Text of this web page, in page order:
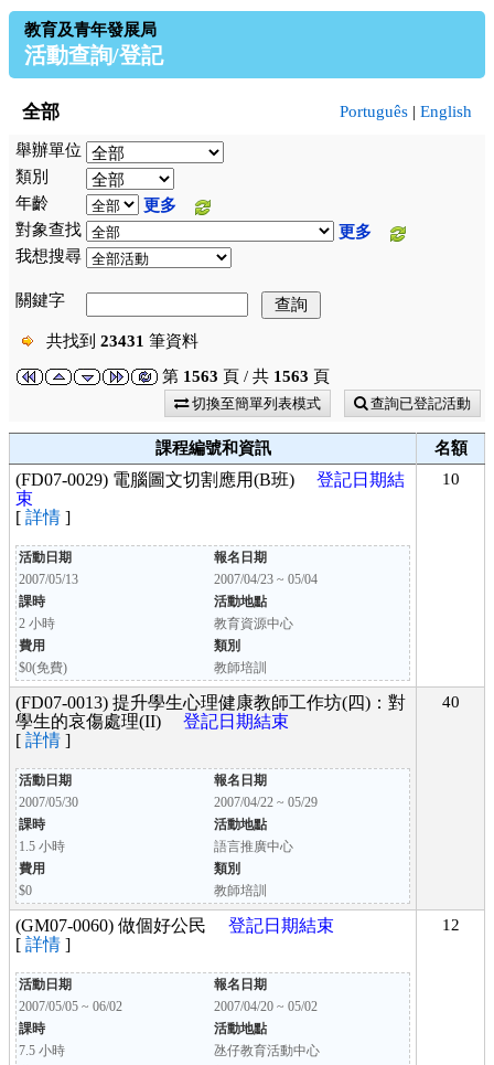
教育及青年發展局
活動查詢/登記
全部 Português | English
舉辦單位
類別
年齡
更多
對象查找
更多
我想搜尋
關鍵字
共找到 23431 筆資料
第 1563 頁 / 共 1563 頁
切換至簡單列表模式 查詢已登記活動
課程編號和資訊 名額
(FD07-0029) 電腦圖文切割應用(B班) 登記日期結
束
[ 詳情 ]
活動日期
報名日期
2007/05/13
2007/04/23 ~ 05/04
課時
活動地點
2 小時
教育資源中心
費用
類別
$0(免費)
教師培訓
10
(FD07-0013) 提升學生心理健康教師工作坊(四)：對
學生的哀傷處理(II) 登記日期結束
[ 詳情 ]
活動日期
報名日期
2007/05/30
2007/04/22 ~ 05/29
課時
活動地點
1.5 小時
語言推廣中心
費用
類別
$0
教師培訓
40
(GM07-0060) 做個好公民 登記日期結束
[ 詳情 ]
活動日期
報名日期
2007/05/05 ~ 06/02
2007/04/20 ~ 05/02
課時
活動地點
7.5 小時
氹仔教育活動中心
12